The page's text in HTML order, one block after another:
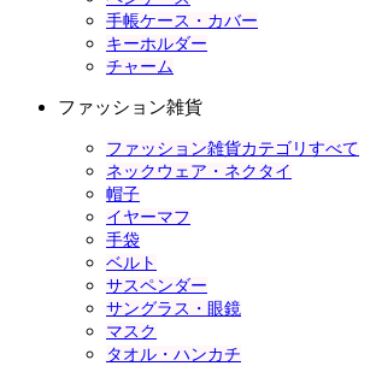
手帳ケース・カバー
キーホルダー
チャーム
ファッション雑貨
ファッション雑貨カテゴリすべて
ネックウェア・ネクタイ
帽子
イヤーマフ
手袋
ベルト
サスペンダー
サングラス・眼鏡
マスク
タオル・ハンカチ